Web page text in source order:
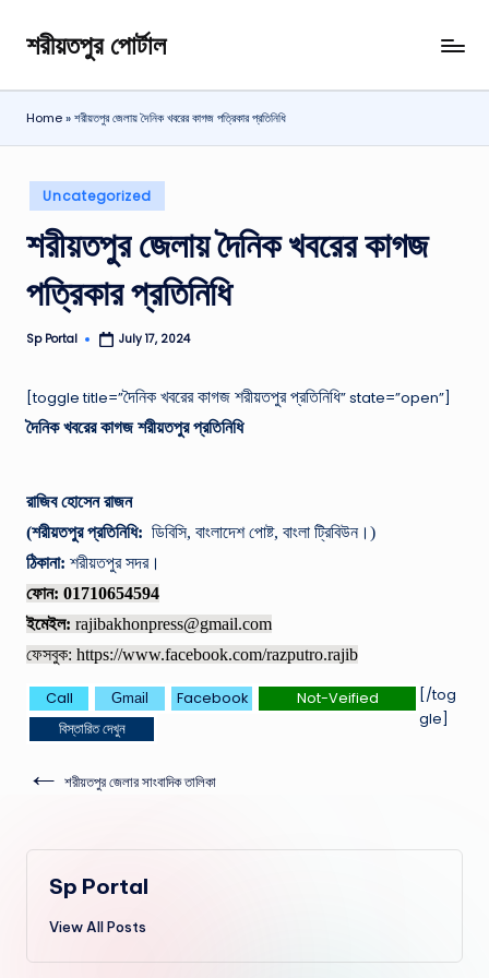
Skip
content
শরীয়তপুর পোর্টাল
শরীয়তপুর
জেলা
বিষয়ক
পোর্টাল
Home»শরীয়তপুর জেলায় দৈনিক খবরের কাগজ পত্রিকার প্রতিনিধি
Posted
in
Uncategorized
শরীয়তপুর জেলায় দৈনিক খবরের কাগজ
পত্রিকার প্রতিনিধি
Posted
Sp Portal July 17, 2024
[toggle title=”দৈনিক খবরের কাগজ শরীয়তপুর প্রতিনিধি” state=”open”]
দৈনিক খবরের কাগজ শরীয়তপুর প্রতিনিধি
রাজিব হোসেন রাজন
(শরীয়তপুর প্রতিনিধি: ডিবিসি, বাংলাদেশ পোষ্ট, বাংলা ট্রিবিউন।)
ঠিকানা: শরীয়তপুর সদর।
ফোন: 01710654594
ইমেইল: rajibakhonpress@gmail.com
ফেসবুক: https://www.facebook.com/razputro.rajib
Call Gmail Facebook Not-Veified
বিস্তারিত দেখুন
[/tog
gle]
← শরীয়তপুর জেলার সাংবাদিক তালিকা
Sp Portal
View All Posts